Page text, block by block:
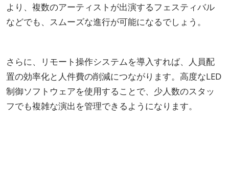
より、複数のアーティストが出演するフェスティバル
などでも、スムーズな進行が可能になるでしょう。
さらに、リモート操作システムを導入すれば、人員配
置の効率化と人件費の削減につながります。高度なLED
制御ソフトウェアを使用することで、少人数のスタッ
フでも複雑な演出を管理できるようになります。